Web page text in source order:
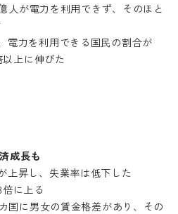
人が電力を利用できず、そのほと
電力を利用できる国民の割合が
上に伸びた
成長も
上昇し、失業率は低下した
に上る
国に男女の賃金格差があり、その